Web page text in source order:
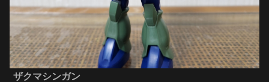
ザクマシンガン